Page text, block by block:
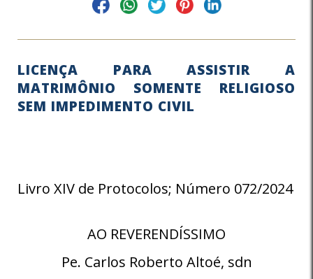
LICENÇA PARA ASSISTIR A
MATRIMÔNIO SOMENTE RELIGIOSO
SEM IMPEDIMENTO CIVIL
Livro XIV de Protocolos; Número 072/2024
AO REVERENDÍSSIMO
Pe. Carlos Roberto Altoé, sdn